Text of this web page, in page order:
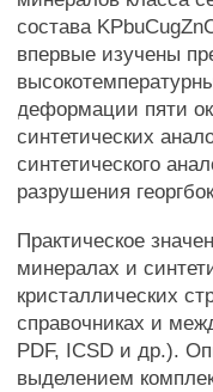
состава
впервые изучены
деформации пяти
синтетических
синтетического
разрушения
Практическое
минералах и
кристаллических
справочниках и
PDF, ICSD и др.).
выделением